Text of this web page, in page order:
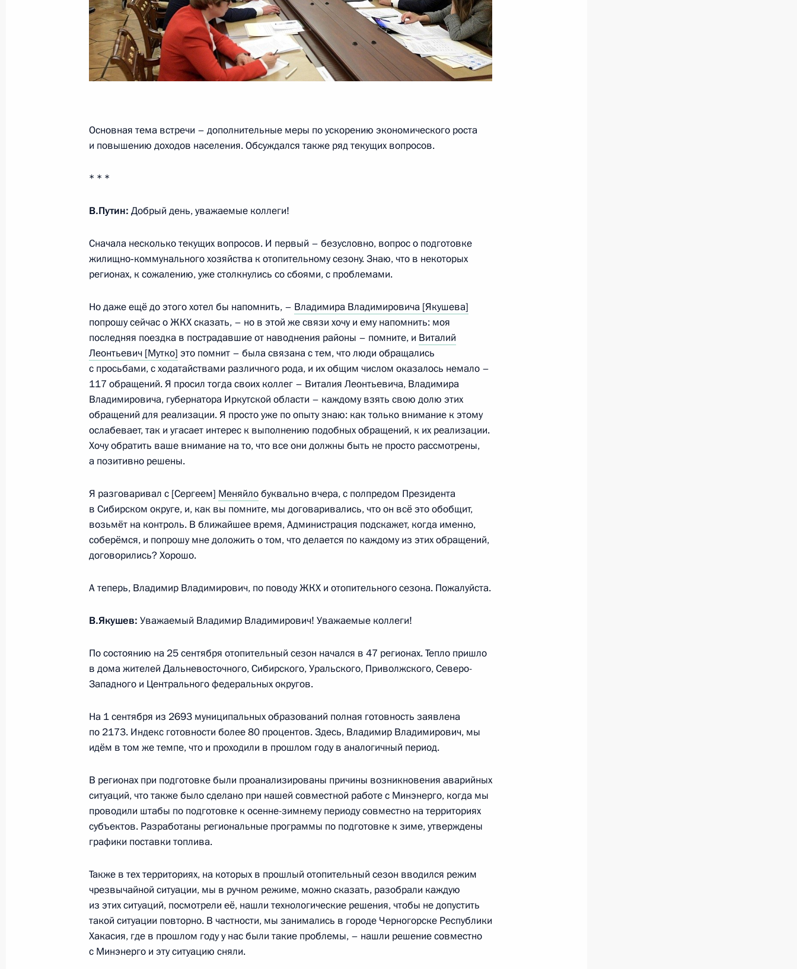
Встреча с членами Общероссийской общественной организации
«Деловая Россия»
26 мая 2023 года, 18:30
идеи для нового времени»
11 апреля 2023 года, 12:00
Совещание по экономическим вопросам
Совещание по экономическим вопросам
28 сентября 2021 года, 14:30
Заседание комиссии Госсовета по направлению
«Здравоохранение»
24 мая 2021 года, 17:30
Совещание с членами Правительства
9 октября 2019 года, 16:30
Совещание с членами Правительства
Встреча с Министром экономического развития Максимом
Орешкиным
Совещание с членами Правительства
30 января 2019 года, 14:20
Совещание по экономическим вопросам
16 октября 2018 года, 11:15
Встреча с главой Минэкономразвития Максимом Орешкиным
25 сентября 2018 года, 15:30
Основная тема встречи – дополнительные меры по ускорению экономического роста
и повышению доходов населения. Обсуждался также ряд текущих вопросов.
* * *
В.Путин: Добрый день, уважаемые коллеги!
Сначала несколько текущих вопросов. И первый – безусловно, вопрос о подготовке
жилищно‑коммунального хозяйства к отопительному сезону. Знаю, что в некоторых
регионах, к сожалению, уже столкнулись со сбоями, с проблемами.
Но даже ещё до этого хотел бы напомнить, – Владимира Владимировича [Якушева]
попрошу сейчас о ЖКХ сказать, – но в этой же связи хочу и ему напомнить: моя
последняя поездка в пострадавшие от наводнения районы – помните, и Виталий
Леонтьевич [Мутко] это помнит – была связана с тем, что люди обращались
с просьбами, с ходатайствами различного рода, и их общим числом оказалось немало –
117 обращений. Я просил тогда своих коллег – Виталия Леонтьевича, Владимира
Владимировича, губернатора Иркутской области – каждому взять свою долю этих
обращений для реализации. Я просто уже по опыту знаю: как только внимание к этому
ослабевает, так и угасает интерес к выполнению подобных обращений, к их реализации.
Хочу обратить ваше внимание на то, что все они должны быть не просто рассмотрены,
а позитивно решены.
Я разговаривал с [Сергеем] Меняйлобуквально вчера, с полпредом Президента
в Сибирском округе, и, как вы помните, мы договаривались, что он всё это обобщит,
возьмёт на контроль. В ближайшее время, Администрация подскажет, когда именно,
соберёмся, и попрошу мне доложить о том, что делается по каждому из этих обращений,
договорились? Хорошо.
А теперь, Владимир Владимирович, по поводу ЖКХ и отопительного сезона. Пожалуйста.
В.Якушев: Уважаемый Владимир Владимирович! Уважаемые коллеги!
По состоянию на 25 сентября отопительный сезон начался в 47 регионах. Тепло пришло
в дома жителей Дальневосточного, Сибирского, Уральского, Приволжского, Северо-
Западного и Центрального федеральных округов.
На 1 сентября из 2693 муниципальных образований полная готовность заявлена
по 2173. Индекс готовности более 80 процентов. Здесь, Владимир Владимирович, мы
идём в том же темпе, что и проходили в прошлом году в аналогичный период.
В регионах при подготовке были проанализированы причины возникновения аварийных
ситуаций, что также было сделано при нашей совместной работе с Минэнерго, когда мы
проводили штабы по подготовке к осенне-зимнему периоду совместно на территориях
субъектов. Разработаны региональные программы по подготовке к зиме, утверждены
графики поставки топлива.
Также в тех территориях, на которых в прошлый отопительный сезон вводился режим
чрезвычайной ситуации, мы в ручном режиме, можно сказать, разобрали каждую
из этих ситуаций, посмотрели её, нашли технологические решения, чтобы не допустить
такой ситуации повторно. В частности, мы занимались в городе Черногорске Республики
Хакасия, где в прошлом году у нас были такие проблемы, – нашли решение совместно
с Минэнерго и эту ситуацию сняли.